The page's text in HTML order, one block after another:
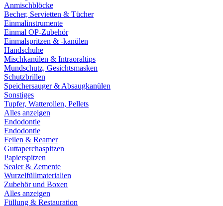
Anmischblöcke
Becher, Servietten & Tücher
Einmalinstrumente
Einmal OP-Zubehör
Einmalspritzen & -kanülen
Handschuhe
Mischkanülen & Intraoraltips
Mundschutz, Gesichtsmasken
Schutzbrillen
Speichersauger & Absaugkanülen
Sonstiges
Tupfer, Watterollen, Pellets
Alles anzeigen
Endodontie
Endodontie
Feilen & Reamer
Guttaperchaspitzen
Papierspitzen
Sealer & Zemente
Wurzelfüllmaterialien
Zubehör und Boxen
Alles anzeigen
Füllung & Restauration